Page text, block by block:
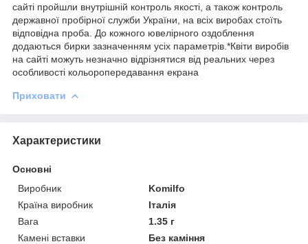
сайті пройшли внутрішній контроль якості, а також контроль
державної пробірної служби України, на всіх виробах стоїть
відповідна проба. До кожного ювелірного оздоблення
додаються бирки зазначенням усіх параметрів.*Квіти виробів
на сайті можуть незначно відрізнятися від реальних через
особливості кольоропередавання екрана
Приховати
Характеристики
Основні
Виробник
Komilfo
Країна виробник
Італія
Вага
1.35 г
Камені вставки
Без каміння